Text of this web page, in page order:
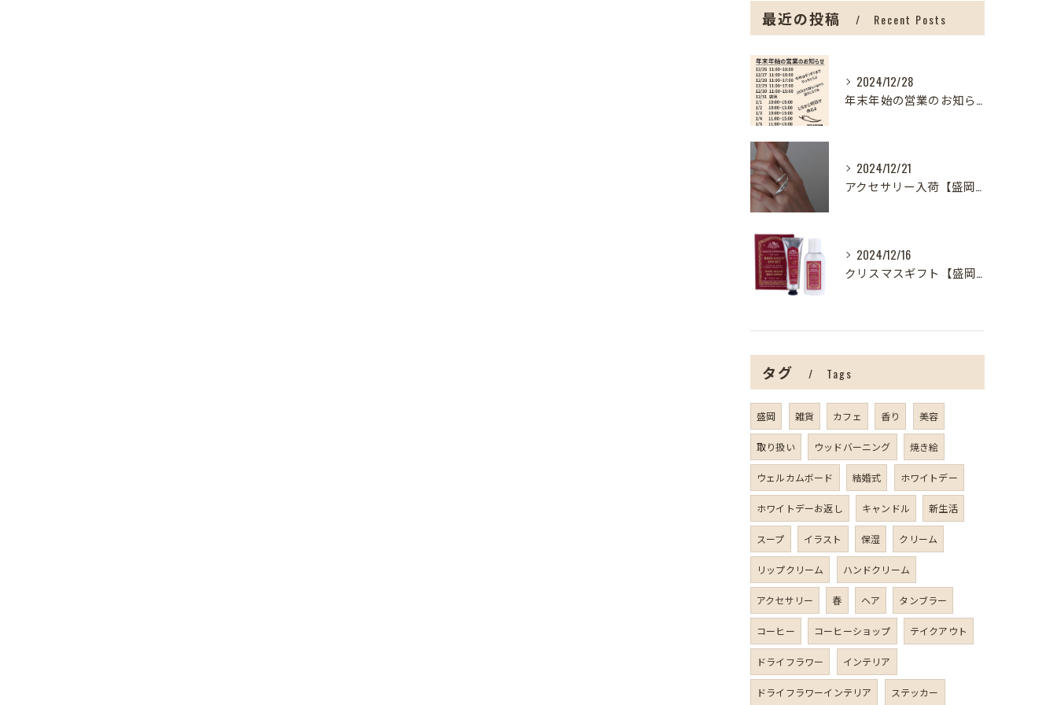
最近の投稿 Recent Posts
2024/12/28
年末年始の営業のお知らせ【盛岡の雑貨屋】
2024/12/21
アクセサリー入荷【盛岡の雑貨屋】
2024/12/16
クリスマスギフト【盛岡の雑貨屋】
タグ Tags
盛岡 雑貨 カフェ 香り 美容
取り扱い ウッドバーニング 焼き絵
ウェルカムボード 結婚式 ホワイトデー
ホワイトデーお返し キャンドル 新生活
スープ イラスト 保湿 クリーム
リップクリーム ハンドクリーム
アクセサリー 春 ヘア タンブラー
コーヒー コーヒーショップ テイクアウト
ドライフラワー インテリア
ドライフラワーインテリア ステッカー